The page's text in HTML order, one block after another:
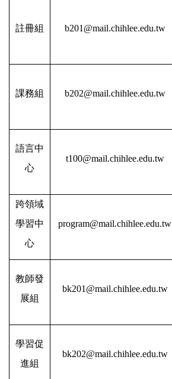
意見交流
行事曆
課程委員會議紀錄
校長與學業達人座談會
學生人數統計
致理學報
註冊組 b201@mail.chihlee.edu.tw
課務組 b202@mail.chihlee.edu.tw
語言中
心
t100@mail.chihlee.edu.tw
跨領域
學習中
心
program@mail.chihlee.edu.tw
教師發
展組
bk201@mail.chihlee.edu.tw
學習促
進組
bk202@mail.chihlee.edu.tw